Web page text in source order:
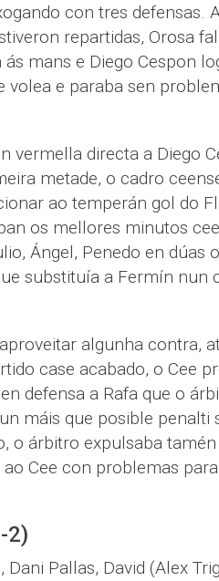
con tres defensas.
repartidas, Orosa
mans e Diego Cespon
volea e paraba sen
vermella directa a Diego
metade, o cadro
ao temperán gol do
os mellores minutos
Ángel, Penedo en dúas
substituía a Fermín nun
algunha contra,
case acabado, o Cee
defensa a Rafa que o
máis que posible penalti
o árbitro expulsaba
Cee con problemas
2)
Dani Pallas, David (Alex